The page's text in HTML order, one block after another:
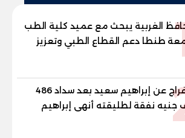
الغربية يبحث مع عميد كلية الطب
طنطا دعم القطاع الطبي وتعزيز
من الخبرات الأكاديمية
الإفراج عن إبراهيم سعيد بعد سداد 486
جنيه نفقة لطليقته أنهى إبراهيم
لاعب الأهلي ومنتخب مصر السابق،